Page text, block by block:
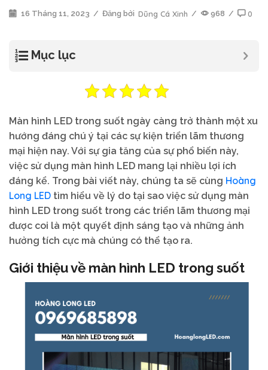
16 Tháng 11, 2023 / Đăng bởi Dũng Cá Xinh / 968 / 0
Mục lục
Màn hình LED trong suốt ngày càng trở thành một xu
hướng đáng chú ý tại các sự kiện triển lãm thương
mại hiện nay. Với sự gia tăng của sự phổ biến này,
việc sử dụng màn hình LED mang lại nhiều lợi ích
đáng kể. Trong bài viết này, chúng ta sẽ cùng Hoàng
Long LED tìm hiểu về lý do tại sao việc sử dụng màn
hình LED trong suốt trong các triển lãm thương mại
được coi là một quyết định sáng tạo và những ảnh
hưởng tích cực mà chúng có thể tạo ra.
Giới thiệu về màn hình LED trong suốt